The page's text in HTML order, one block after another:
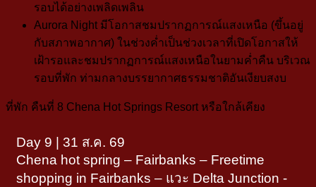
รอบได้อย่างเพลิดเพลิน
Aurora Night มีโอกาสชมปรากฏการณ์แสงเหนือ (ขึ้นอยู่
กับสภาพอากาศ) ในช่วงค่ำเป็นช่วงเวลาที่เปิดโอกาสให้
เฝ้ารอและชมปรากฏการณ์แสงเหนือในยามค่ำคืน บริเวณ
รอบที่พัก ท่ามกลางบรรยากาศธรรมชาติอันเงียบสงบ
ที่พัก คืนที่ 8 Chena Hot Springs Resort หรือใกล้เคียง
Day 9 | 31 ส.ค. 69
Chena hot spring – Fairbanks – Freetime
shopping in Fairbanks – แวะ Delta Junction -